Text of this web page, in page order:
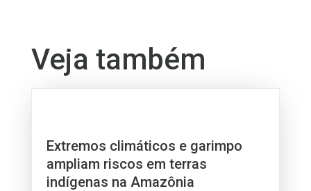
Veja também
Extremos climáticos e garimpo
ampliam riscos em terras
indígenas na Amazônia